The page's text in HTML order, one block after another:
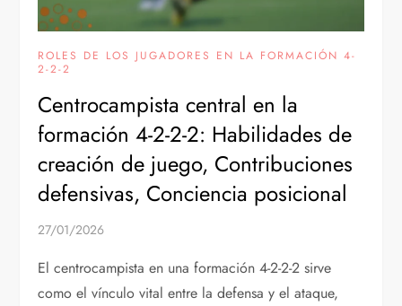
ROLES DE LOS JUGADORES EN LA FORMACIÓN 4-
2-2-2
Centrocampista central en la
formación 4-2-2-2: Habilidades de
creación de juego, Contribuciones
defensivas, Conciencia posicional
27/01/2026
El centrocampista en una formación 4-2-2-2 sirve
como el vínculo vital entre la defensa y el ataque,